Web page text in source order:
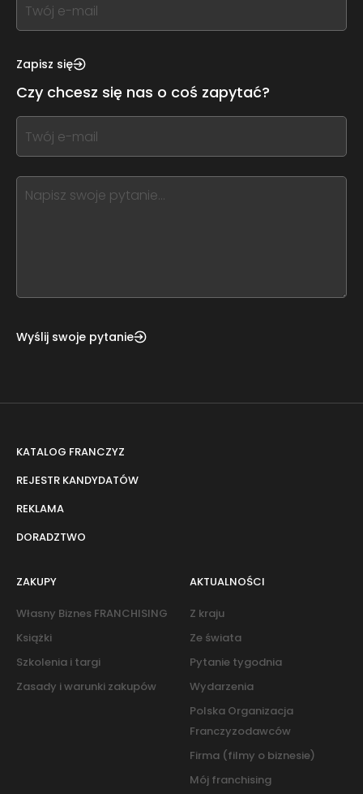
you
this,
this
form
field
blank
Zapisz się
Czy chcesz się nas o coś zapytać?
If
you
this,
leave
Wyślij swoje pytanie
KATALOG FRANCZYZ
REJESTR KANDYDATÓW
REKLAMA
DORADZTWO
ZAKUPY
Własny Biznes FRANCHISING
Książki
Szkolenia i targi
Zasady i warunki zakupów
AKTUALNOŚCI
Z kraju
Ze świata
Pytanie tygodnia
Wydarzenia
Polska Organizacja
Franczyzodawców
Firma (filmy o biznesie)
Mój franchising